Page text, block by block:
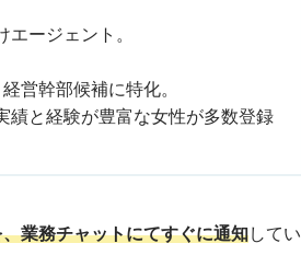
ージェント。
営幹部候補に特化。
績と経験が豊富な女性が多数登録
業務チャットにてすぐに通知してい